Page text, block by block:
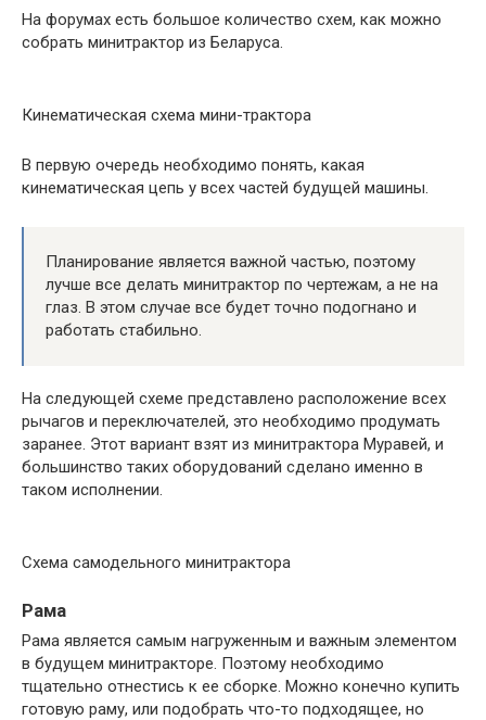
На форумах есть большое количество схем, как можно
собрать минитрактор из Беларуса.
Кинематическая схема мини-трактора
В первую очередь необходимо понять, какая
кинематическая цепь у всех частей будущей машины.
Планирование является важной частью, поэтому
лучше все делать минитрактор по чертежам, а не на
глаз. В этом случае все будет точно подогнано и
работать стабильно.
На следующей схеме представлено расположение всех
рычагов и переключателей, это необходимо продумать
заранее. Этот вариант взят из минитрактора Муравей, и
большинство таких оборудований сделано именно в
таком исполнении.
Схема самодельного минитрактора
Рама
Рама является самым нагруженным и важным элементом
в будущем минитракторе. Поэтому необходимо
тщательно отнестись к ее сборке. Можно конечно купить
готовую раму, или подобрать что-то подходящее, но